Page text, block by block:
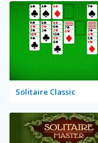
Solitaire Classic